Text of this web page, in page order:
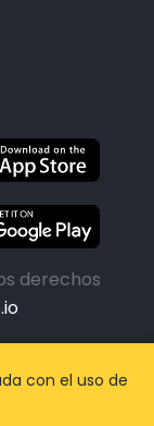
derechos
con el uso de